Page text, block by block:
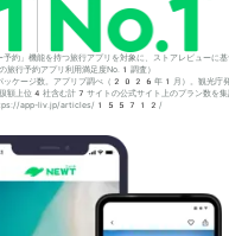
」機能を持つ旅行アプリを対象に、ストアレビューに基
約アプリ利用満足度No.1調査）
ッケージ数。アプリブ調べ（2026年1月）。観光
額上位4社含む計7サイトの公式サイト上のプラン数を集
https://app-liv.jp/articles/155712/